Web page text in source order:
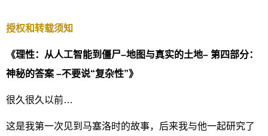
授权和转载须知
《理性：从人工智能到僵尸–地图与真实的土地– 第四部分：
神秘的答案 –不要说“复杂性”》
很久很久以前…
这是我第一次见到马塞洛时的故事，后来我与他一起研究了